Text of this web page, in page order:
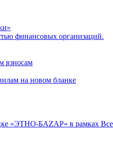
финансовых организаций.
взносам
на новом бланке
«ЭТНО-БАZАР» в рамках